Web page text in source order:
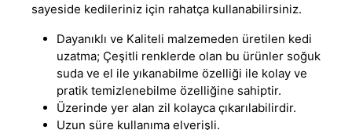
sayeside kedileriniz için rahatça kullanabilirsiniz.
Dayanıklı ve Kaliteli malzemeden üretilen kedi
uzatma; Çeşitli renklerde olan bu ürünler soğuk
suda ve el ile yıkanabilme özelliği ile kolay ve
pratik temizlenebilme özelliğine sahiptir.
Üzerinde yer alan zil kolayca çıkarılabilirdir.
Uzun süre kullanıma elverişli.